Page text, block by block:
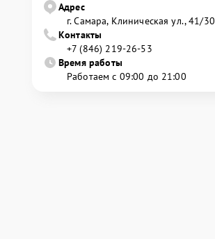
Адрес
г. Самара, Клиническая ул., 41/30
Контакты
+7 (846) 219-26-53
Время работы
Работаем с 09:00 до 21:00